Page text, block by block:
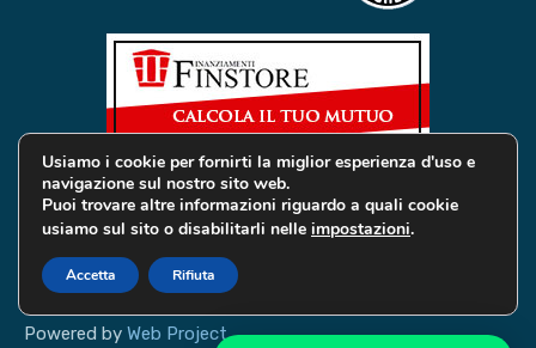
© 2019 Global Services Immobiliari | All rights reserved |
Privacy e Cookie
Powered by Web Project
Usiamo i cookie per fornirti la miglior esperienza d'uso e
navigazione sul nostro sito web.
Puoi trovare altre informazioni riguardo a quali cookie
usiamo sul sito o disabilitarli nelle impostazioni.
Accetta Rifiuta